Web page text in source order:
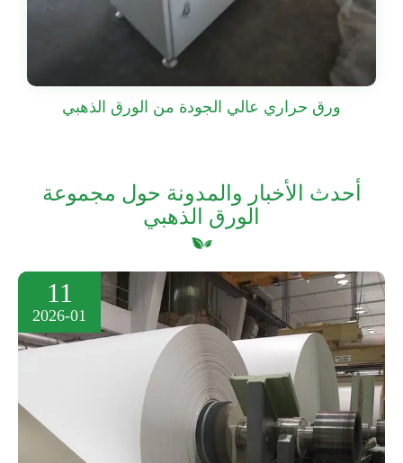
ورق حراري عالي الجودة من الورق الذهبي
أحدث الأخبار والمدونة حول مجموعة
الورق الذهبي
11
2026-01